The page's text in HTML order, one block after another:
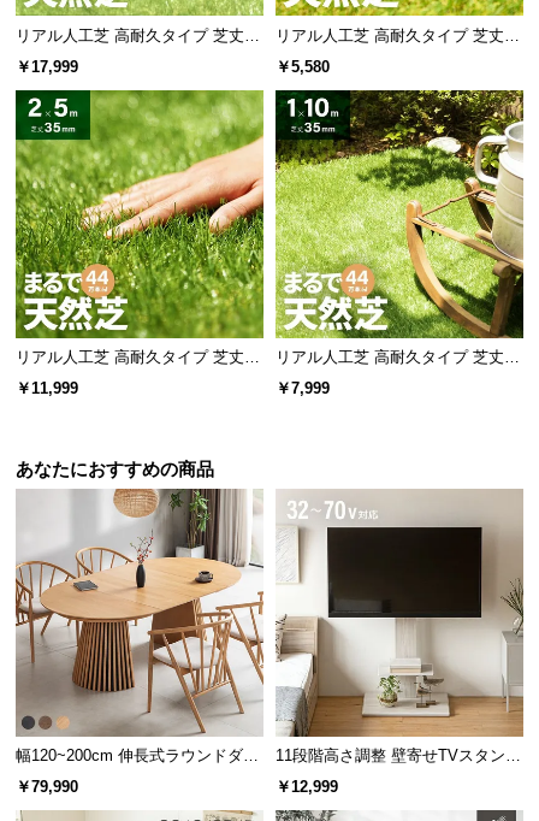
リアル人工芝 高耐久タイプ 芝丈35
mm 1×20m（自然な見た目を追
求・U字ピン付属）
￥17,999
リアル人工芝 高耐久タイプ 芝丈20
mm 1×5m（自然な見た目を追求・
U字ピン付属）
￥5,580
リアル人工芝 高耐久タイプ 芝丈35
mm 2×5m（自然な見た目を追求・
￥11,999
リアル人工芝 高耐久タイプ 芝丈35
mm 1×10m（自然な見た目を追
￥7,999
あなたにおすすめの商品
幅120~200cm 伸長式ラウンドダイ
ニングテーブル 6人掛け 天然木突
￥79,990
11段階高さ調整 壁寄せTVスタンド
キャスター付き 上下左右角度調節
￥12,999